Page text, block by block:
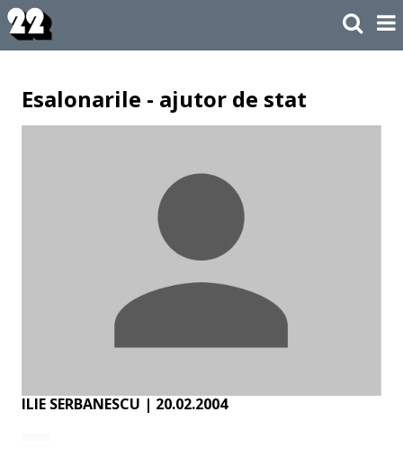
Esalonarile - ajutor de stat
ILIE SERBANESCU | 20.02.2004